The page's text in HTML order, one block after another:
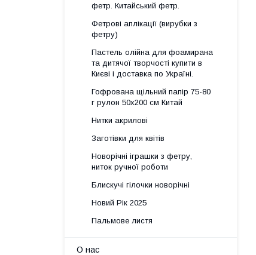
фетр. Китайський фетр.
Фетрові аплікації (вирубки з
фетру)
Пастель олійна для фоамирана
та дитячої творчості купити в
Києві і доставка по Україні.
Гофрована щільний папір 75-80
г рулон 50х200 см Китай
Нитки акрилові
Заготівки для квітів
Новорічні іграшки з фетру,
ниток ручної роботи
Блискучі гілочки новорічні
Новий Рік 2025
Пальмове листя
О нас